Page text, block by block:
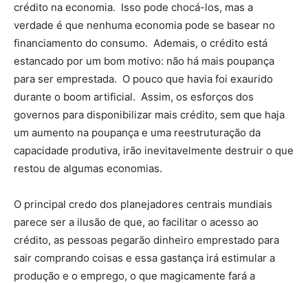
crédito na economia. Isso pode chocá-los, mas a
verdade é que nenhuma economia pode se basear no
financiamento do consumo. Ademais, o crédito está
estancado por um bom motivo: não há mais poupança
para ser emprestada. O pouco que havia foi exaurido
durante o boom artificial. Assim, os esforços dos
governos para disponibilizar mais crédito, sem que haja
um aumento na poupança e uma reestruturação da
capacidade produtiva, irão inevitavelmente destruir o que
restou de algumas economias.
O principal credo dos planejadores centrais mundiais
parece ser a ilusão de que, ao facilitar o acesso ao
crédito, as pessoas pegarão dinheiro emprestado para
sair comprando coisas e essa gastança irá estimular a
produção e o emprego, o que magicamente fará a